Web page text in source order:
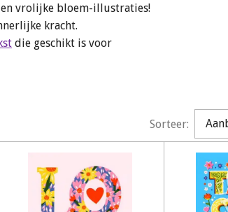
vrolijke bloem-illustraties!
kracht.
die geschikt is voor
Sorteer: